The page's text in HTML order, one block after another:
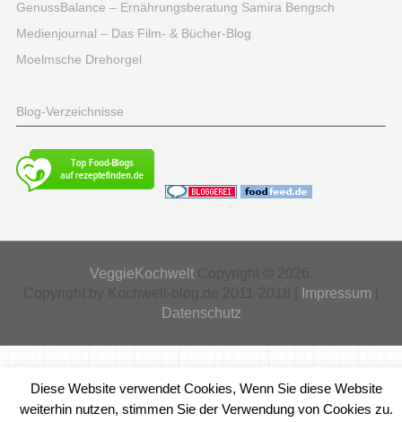
GenussBalance – Ernährungsberatung Samira Bengsch
Medienjournal – Das Film- & Bücher-Blog
Moelmsche Drehorgel
Blog-Verzeichnisse
VeggieKochweltCopyright © 2026.
Impressum
Datenschutz
Diese Website verwendet Cookies, Wenn Sie diese Website
weiterhin nutzen, stimmen Sie der Verwendung von Cookies zu.